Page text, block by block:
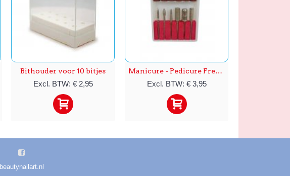
Bithouder voor 10 bitjes
Excl. BTW: € 2,95
Manicure - Pedicure Frezen Set YQ-MTTZ-004
Excl. BTW: € 3,95
beautynailart.nl